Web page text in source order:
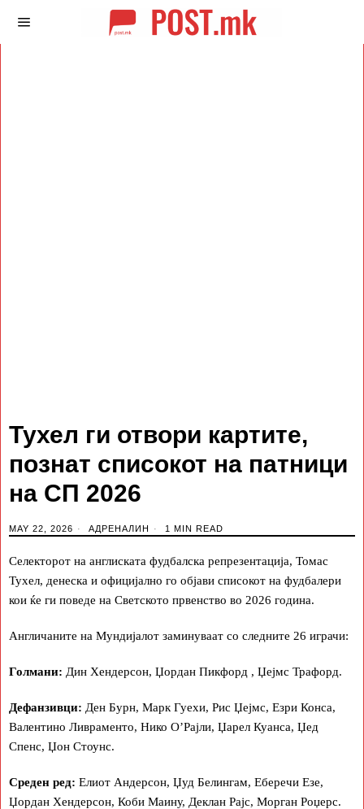
Тухел ги отвори картите,
познат списокот на патници
на СП 2026
MAY 22, 2026 АДРЕНАЛИН 1 MIN READ
Селекторот на англиската фудбалска репрезентација, Томас
Тухел, денеска и официјално го објави списокот на фудбалери
кои ќе ги поведе на Светското првенство во 2026 година.
Англичаните на Мундијалот заминуваат со следните 26 играчи:
Голмани: Дин Хендерсон, Џордан Пикфорд , Џејмс Трафорд.
Дефанзивци: Ден Бурн, Марк Гуехи, Рис Џејмс, Езри Конса,
Валентино Ливраменто, Нико О’Рајли, Џарел Куанса, Џед
Спенс, Џон Стоунс.
Среден ред: Елиот Андерсон, Џуд Белингам, Еберечи Езе,
Џордан Хендерсон, Коби Маину, Деклан Рајс, Морган Роџерс.